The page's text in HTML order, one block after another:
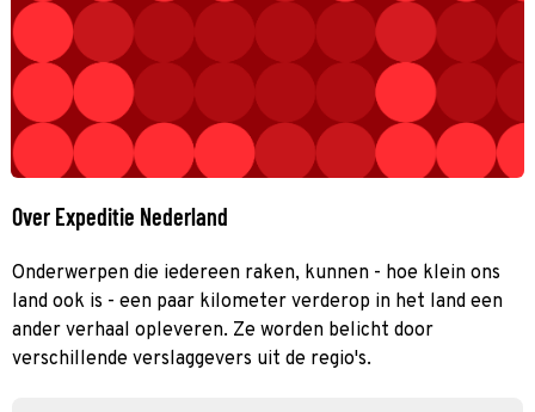
Over Expeditie Nederland
Onderwerpen die iedereen raken, kunnen - hoe klein ons
land ook is - een paar kilometer verderop in het land een
ander verhaal opleveren. Ze worden belicht door
verschillende verslaggevers uit de regio's.